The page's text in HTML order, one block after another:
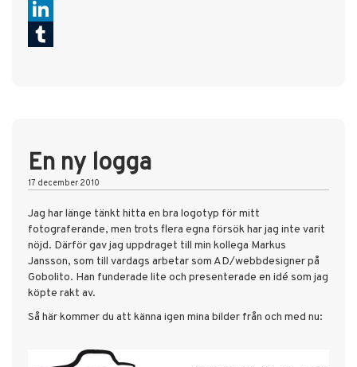
Pinterest
LinkedIn
En ny logga
17 december 2010
Jag har länge tänkt hitta en bra logotyp för mitt
fotograferande, men trots flera egna försök har jag inte varit
nöjd. Därför gav jag uppdraget till min kollega Markus
Jansson, som till vardags arbetar som AD/webbdesigner på
Gobolito. Han funderade lite och presenterade en idé som jag
köpte rakt av.
Så här kommer du att känna igen mina bilder från och med nu: